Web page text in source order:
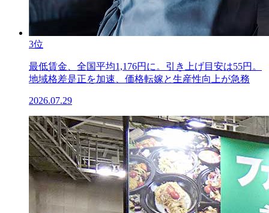
3位
最低賃金、全国平均1,176円に。引き上げ目安は55円。
地域格差是正を加速、価格転嫁と生産性向上が急務
2026.07.29